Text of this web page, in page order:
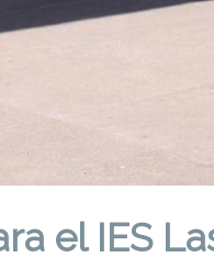
el IES